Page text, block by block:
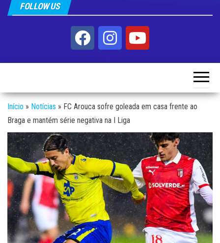
FOLLOW US
Início » Notícias » FC Arouca sofre goleada em casa frente ao
Braga e mantém série negativa na I Liga